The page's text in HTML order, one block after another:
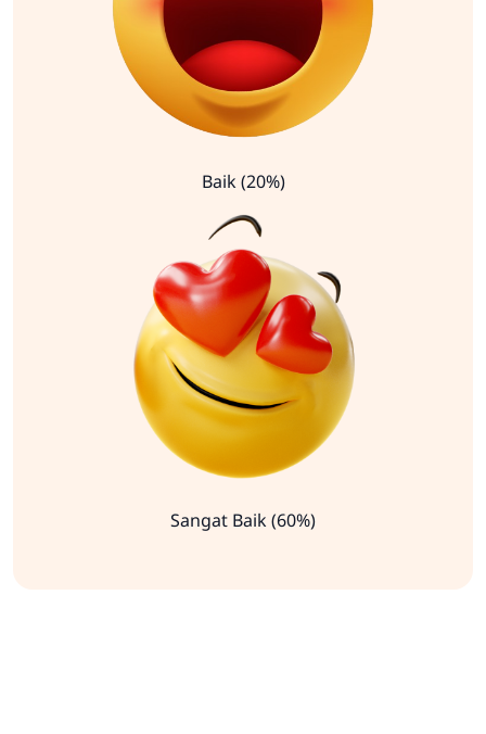
Baik (20%)
Sangat Baik (60%)